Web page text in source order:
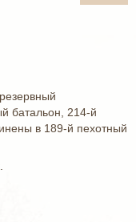
батальон, 214-й
в 189-й пехотный